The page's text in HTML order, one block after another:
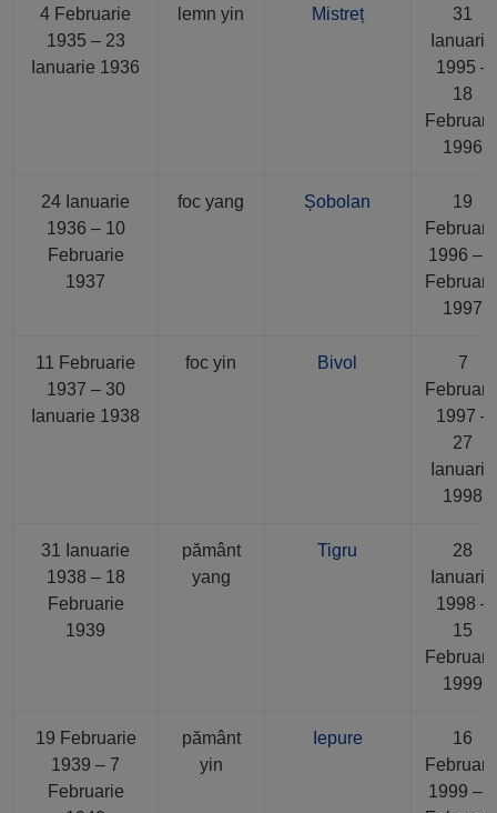
4 Februarie
1935 – 23
Ianuarie 1936
lemn yin Mistreț
31
Ianuarie
1995 –
18
1996
24 Ianuarie
1936 – 10
Februarie
1937
foc yang Șobolan
19
1996 – 6
1997
11 Februarie
1937 – 30
Ianuarie 1938
foc yin Bivol
7
1997 –
27
Ianuarie
1998
31 Ianuarie
1938 – 18
Februarie
1939
pământ
yang
Tigru
28
Ianuarie
1998 –
15
1999
19 Februarie
1939 – 7
Februarie
pământ
yin
Iepure
16
1999 – 4